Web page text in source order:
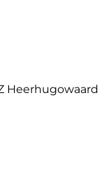
Heerhugowaard